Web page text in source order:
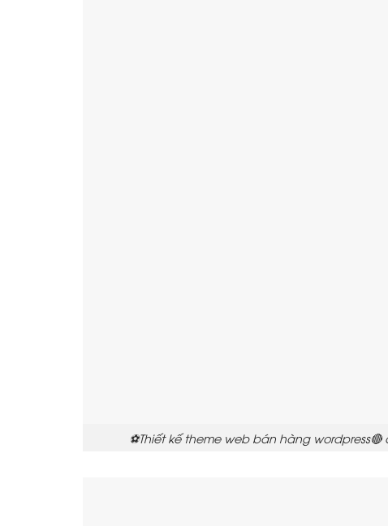
⚽Thiết kế theme web bán hàng